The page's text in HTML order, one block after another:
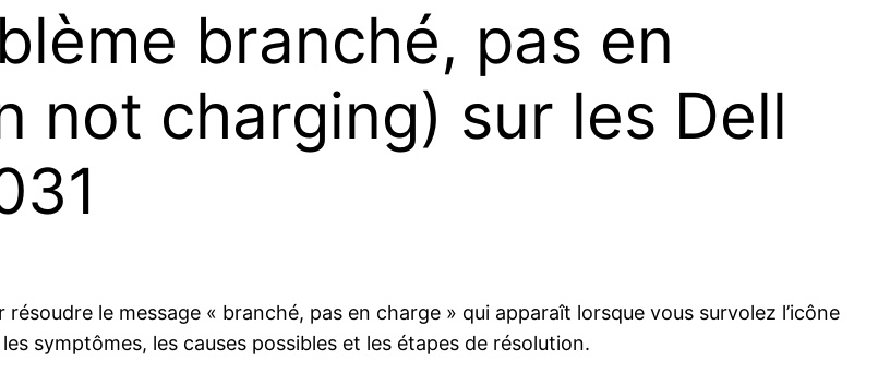
branché, pas en
not charging) sur les Dell
le message « branché, pas en charge » qui apparaît lorsque vous survolez l’icône
symptômes, les causes possibles et les étapes de résolution.